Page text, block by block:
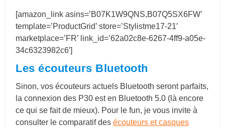
[amazon_link asins=’B07K1W9QNS,B07Q5SX6FW’
template=’ProductGrid’ store=’Stylistme17-21′
marketplace=’FR’ link_id=’62a02c8e-6267-4ff9-a05e-
34c6323982c6′]
Les écouteurs Bluetooth
Sinon, vos écouteurs actuels Bluetooth seront parfaits,
la connexion des P30 est en Bluetooth 5.0 (là encore
ce qui se fait de mieux). Pour le fun, je vous invite à
consulter le comparatif desécouteurs et casques